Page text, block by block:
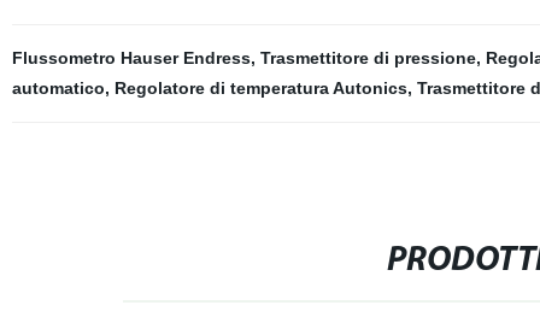
Flussometro Hauser Endress, Trasmettitore di pressione,
automatico, Regolatore di temperatura Autonics, Trasmettitore